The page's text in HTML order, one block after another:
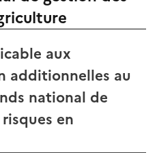
aux
additionnelles au
national de
en